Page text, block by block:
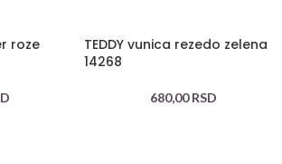
roze
TEDDY vunica rezedo zelena
14268
680,00RSD